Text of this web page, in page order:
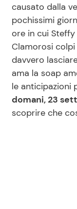
Viaggi e Turismo
Festività
Seguici
causato dalla
pochissimi
ore in cui
Clamorosi
davvero
ama la soap
le anticipazioni
domani, 23
scoprire che